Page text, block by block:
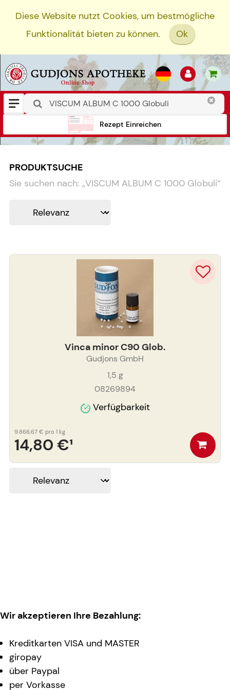
Diese Website nutzt Cookies, um bestmögliche
Funktionalität bieten zu können.
Ok
Rezept Einreichen
PRODUKTSUCHE
Sie suchen nach: „VISCUM ALBUM C 1000 Globuli“
Vinca minor C90 Glob.
Gudjons GmbH
1,5 g
08269894
Verfügbarkeit
14,80 €¹
9.866,67 € pro 1 kg
Wir akzeptieren Ihre Bezahlung:
Kreditkarten VISA und MASTER
giropay
über Paypal
per Vorkasse